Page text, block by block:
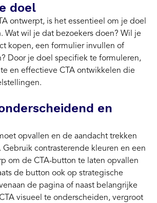
doel
ontwerpt, is het essentieel om je doel
Wat wil je dat bezoekers doen? Wil je
kopen, een formulier invullen of
Door je doel specifiek te formuleren,
en effectieve CTA ontwikkelen die
en
opvallen en de aandacht trekken
contrasterende kleuren en een
om de CTA-button te laten opvallen
de button ook op strategische
de pagina of naast belangrijke
visueel te onderscheiden, vergroot